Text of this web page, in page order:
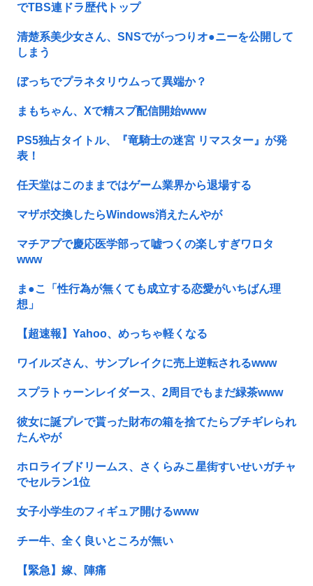
でTBS連ドラ歴代トップ
清楚系美少女さん、SNSでがっつりオ●ニーを公開して
しまう
ぼっちでプラネタリウムって異端か？
まもちゃん、Xで精スプ配信開始www
PS5独占タイトル、『竜騎士の迷宮 リマスター』が発
表！
任天堂はこのままではゲーム業界から退場する
マザボ交換したらWindows消えたんやが
マチアプで慶応医学部って嘘つくの楽しすぎワロタ
www
ま●こ「性行為が無くても成立する恋愛がいちばん理
想」
【超速報】Yahoo、めっちゃ軽くなる
ワイルズさん、サンブレイクに売上逆転されるwww
スプラトゥーンレイダース、2周目でもまだ緑茶www
彼女に誕プレで貰った財布の箱を捨てたらブチギレられ
たんやが
ホロライブドリームス、さくらみこ星街すいせいガチャ
でセルラン1位
女子小学生のフィギュア開けるwww
チー牛、全く良いところが無い
【緊急】嫁、陣痛